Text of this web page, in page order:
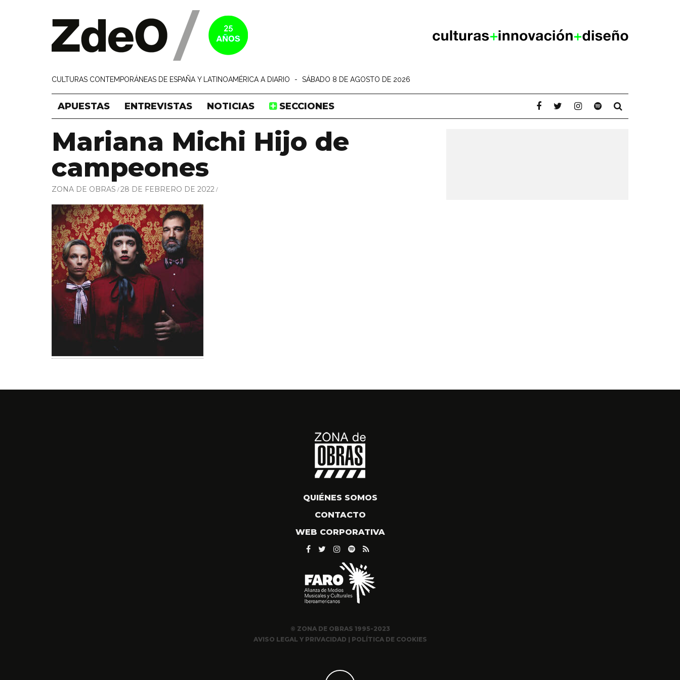
CULTURAS CONTEMPORÁNEAS DE ESPAÑA Y LATINOAMÉRICA A DIARIO - SÁBADO 8 DE AGOSTO DE 2026
APUESTAS ENTREVISTAS NOTICIAS SECCIONES
Mariana Michi Hijo de
campeones
ZONA DE OBRAS 28 DE FEBRERO DE 2022
QUIÉNES SOMOS
CONTACTO
WEB CORPORATIVA
© ZONA DE OBRAS 1995-2023
AVISO LEGAL Y PRIVACIDAD | POLÍTICA DE COOKIES